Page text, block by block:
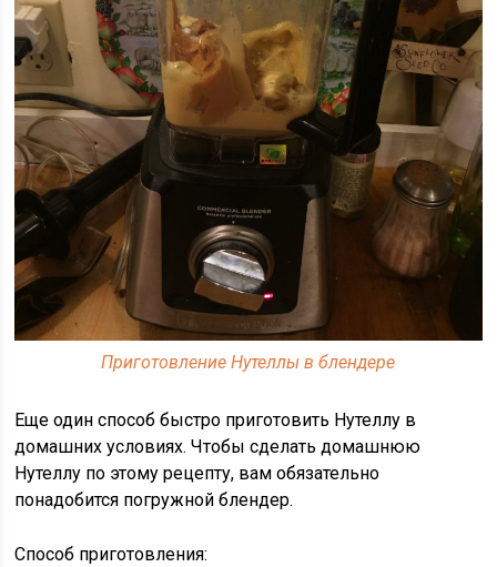
Приготовление Нутеллы в блендере
Еще один способ быстро приготовить Нутеллу в
домашних условиях. Чтобы сделать домашнюю
Нутеллу по этому рецепту, вам обязательно
понадобится погружной блендер.
Способ приготовления: